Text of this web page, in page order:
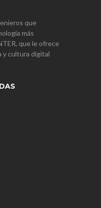
que
más
que le ofrece
y cultura digital